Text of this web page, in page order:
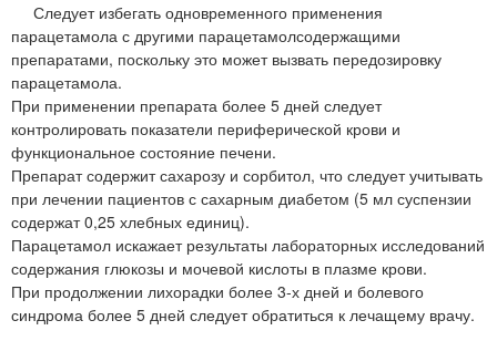
Следует избегать одновременного применения
парацетамола с другими парацетамолсодержащими
препаратами, поскольку это может вызвать передозировку
парацетамола.
При применении препарата более 5 дней следует
контролировать показатели периферической крови и
функциональное состояние печени.
Препарат содержит сахарозу и сорбитол, что следует учитывать
при лечении пациентов с сахарным диабетом (5 мл суспензии
содержат 0,25 хлебных единиц).
Парацетамол искажает результаты лабораторных исследований
содержания глюкозы и мочевой кислоты в плазме крови.
При продолжении лихорадки более 3-х дней и болевого
синдрома более 5 дней следует обратиться к лечащему врачу.